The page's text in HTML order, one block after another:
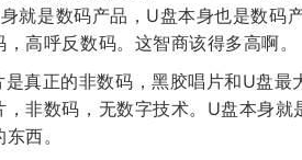
就是数码产品，U盘本身也是数码
高呼反数码。这智商该得多高啊。
是真正的非数码，黑胶唱片和U盘最
，非数码，无数字技术。U盘本身就
西。